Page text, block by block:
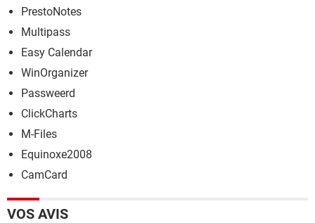
PrestoNotes
Multipass
Easy Calendar
WinOrganizer
Passweerd
ClickCharts
M-Files
Equinoxe2008
CamCard
VOS AVIS